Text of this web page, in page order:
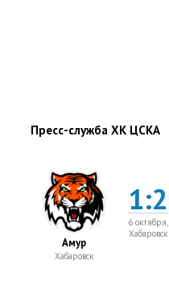
Пресс-служба ХК ЦСКА
Амур
Хабаровск
1:2
6 октября,
Хабаровск